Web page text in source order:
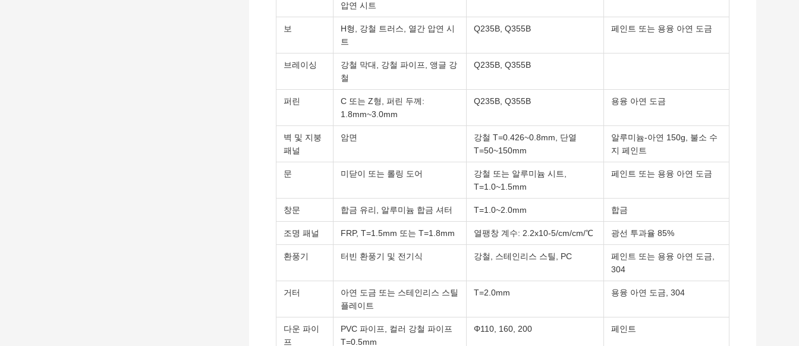
압연 시트
보
H형, 강철 트러스, 열간 압연 시
트
Q235B, Q355B 페인트 또는 용융 아연 도금
브레이싱
강철 막대, 강철 파이프, 앵글 강
철
Q235B, Q355B
퍼린
C 또는 Z형, 퍼린 두께:
1.8mm~3.0mm
Q235B, Q355B 용융 아연 도금
벽 및 지붕
패널
암면
강철 T=0.426~0.8mm, 단열
T=50~150mm
알루미늄-아연 150g, 불소 수
지 페인트
문 미닫이 또는 롤링 도어
강철 또는 알루미늄 시트,
T=1.0~1.5mm
페인트 또는 용융 아연 도금
창문 합금 유리, 알루미늄 합금 셔터 T=1.0~2.0mm 합금
조명 패널 FRP, T=1.5mm 또는 T=1.8mm 열팽창 계수: 2.2x10-5/cm/cm/℃ 광선 투과율 85%
환풍기 터빈 환풍기 및 전기식 강철, 스테인리스 스틸, PC
페인트 또는 용융 아연 도금,
304
거터
아연 도금 또는 스테인리스 스틸
플레이트
T=2.0mm 용융 아연 도금, 304
다운 파이
프
PVC 파이프, 컬러 강철 파이프
T=0.5mm
Φ110, 160, 200 페인트